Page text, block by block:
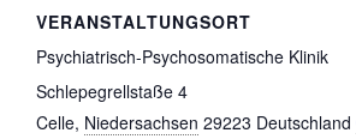
VERANSTALTUNGSORT
Psychiatrisch-Psychosomatische Klinik
Schlepegrellstaße 4
Celle, Niedersachsen 29223 Deutschland